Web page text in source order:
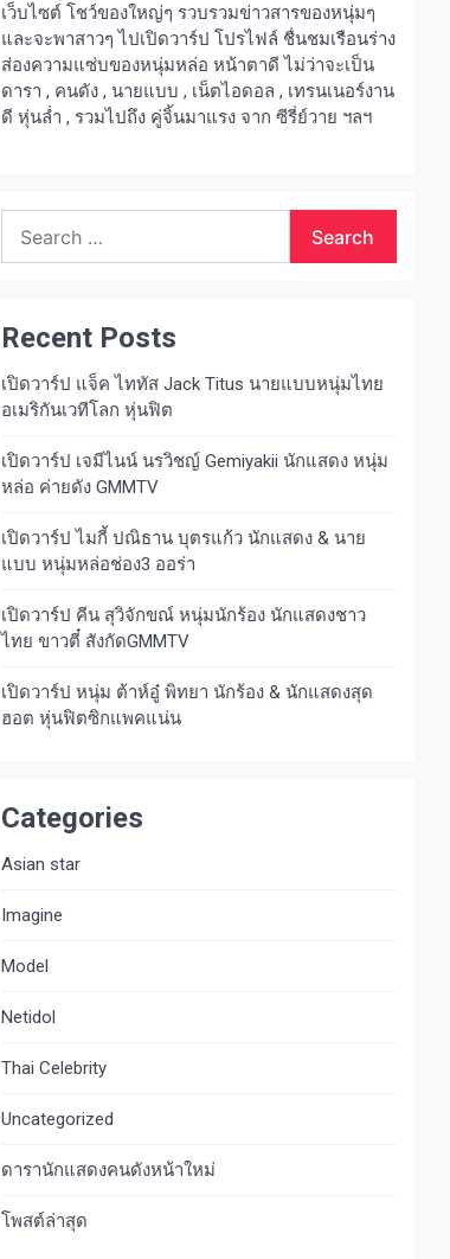
เว็บไซต์ โชว์ของใหญ่ๆ รวบรวมข่าวสารของหนุ่มๆ
และจะพาสาวๆ ไปเปิดวาร์ป โปรไฟล์ ชื่นชมเรือนร่าง
ส่องความแซ่บของหนุ่มหล่อ หน้าตาดี ไม่ว่าจะเป็น
ดารา , คนดัง , นายแบบ , เน็ตไอดอล , เทรนเนอร์งาน
ดี หุ่นล่ำ , รวมไปถึง คู่จิ้นมาแรง จาก ซีรี่ย์วาย ฯลฯ
for:
Recent Posts
เปิดวาร์ป แจ็ค ไททัส Jack Titus นายแบบหนุ่มไทย
อเมริกันเวทีโลก หุ่นฟิต
เปิดวาร์ป เจมีไนน์ นรวิชญ์ Gemiyakii นักแสดง หนุ่ม
หล่อ ค่ายดัง GMMTV
เปิดวาร์ป ไมกี้ ปณิธาน บุตรแก้ว นักแสดง & นาย
แบบ หนุ่มหล่อช่อง3 ออร่า
เปิดวาร์ป คีน สุวิจักขณ์ หนุ่มนักร้อง นักแสดงชาว
ไทย ขาวตี๋ สังกัดGMMTV
เปิดวาร์ป หนุ่ม ต้าห์อู๋ พิทยา นักร้อง & นักแสดงสุด
ฮอต หุ่นฟิตซิกแพคแน่น
Categories
Asian star
Imagine​
Model
Netidol
Thai Celebrity
Uncategorized
ดารานักแสดงคนดังหน้าใหม่
โพสต์ล่าสุด